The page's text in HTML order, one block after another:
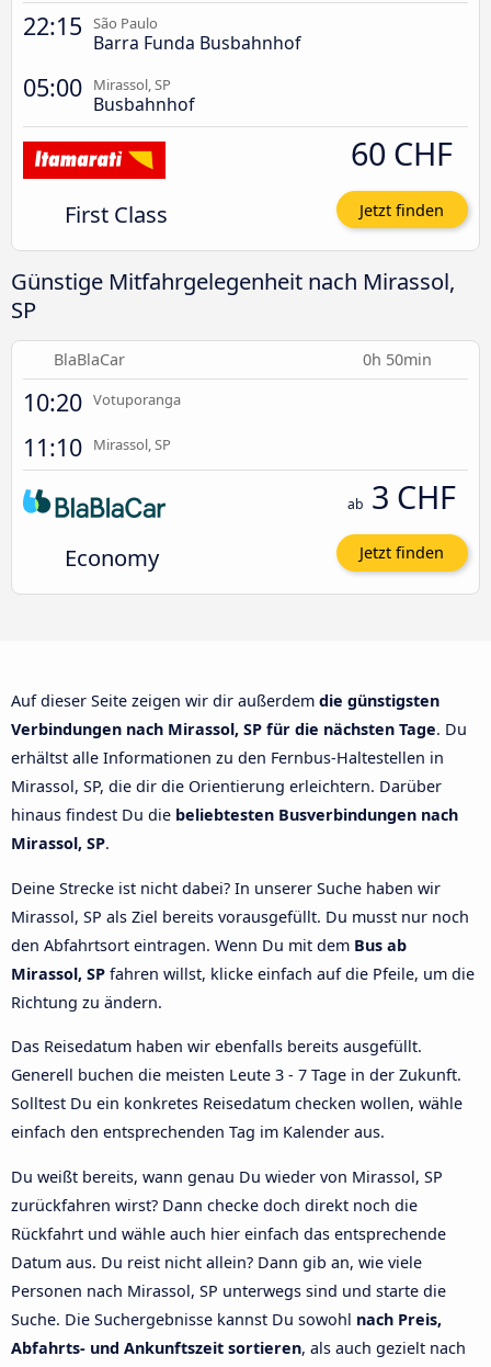
22:15 São Paulo
Barra Funda Busbahnhof
05:00 Mirassol, SP
Busbahnhof
First Class
60 CHF
Jetzt finden
Günstige Mitfahrgelegenheit nach Mirassol,
SP
BlaBlaCar 0h 50min
10:20 Votuporanga
11:10 Mirassol, SP
Economy
ab 3 CHF
Jetzt finden
Auf dieser Seite zeigen wir dir außerdem die günstigsten
Verbindungen nach Mirassol, SP für die nächsten Tage. Du
erhältst alle Informationen zu den Fernbus-Haltestellen in
Mirassol, SP, die dir die Orientierung erleichtern. Darüber
hinaus findest Du die beliebtesten Busverbindungen nach
Mirassol, SP.
Deine Strecke ist nicht dabei? In unserer Suche haben wir
Mirassol, SP als Ziel bereits vorausgefüllt. Du musst nur noch
den Abfahrtsort eintragen. Wenn Du mit dem Bus ab
Mirassol, SP fahren willst, klicke einfach auf die Pfeile, um die
Richtung zu ändern.
Das Reisedatum haben wir ebenfalls bereits ausgefüllt.
Generell buchen die meisten Leute 3 - 7 Tage in der Zukunft.
Solltest Du ein konkretes Reisedatum checken wollen, wähle
einfach den entsprechenden Tag im Kalender aus.
Du weißt bereits, wann genau Du wieder von Mirassol, SP
zurückfahren wirst? Dann checke doch direkt noch die
Rückfahrt und wähle auch hier einfach das entsprechende
Datum aus. Du reist nicht allein? Dann gib an, wie viele
Personen nach Mirassol, SP unterwegs sind und starte die
Suche. Die Suchergebnisse kannst Du sowohl nach Preis,
Abfahrts- und Ankunftszeit sortieren, als auch gezielt nach